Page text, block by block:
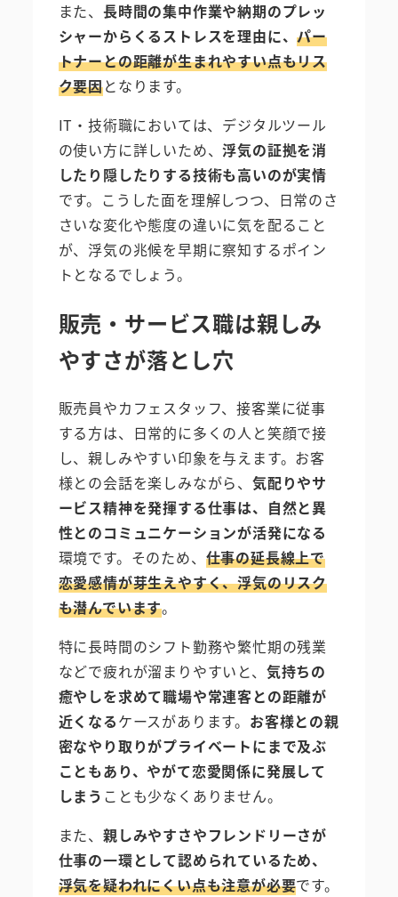
また、 長時間の集中作業や納期のプレッ
シャーからくるストレスを理由に、パー
トナーとの距離が生まれやすい点もリス
ク要因となります。
IT・技術職においては、デジタルツール
の使い方に詳しいため、浮気の証拠を消
したり隠したりする技術も高いのが実情
です。こうした面を理解しつつ、日常のさ
さいな変化や態度の違いに気を配ること
が、浮気の兆候を早期に察知するポイン
トとなるでしょう。
販売・サービス職は親しみ
やすさが落とし穴
販売員やカフェスタッフ、接客業に従事
する方は、日常的に多くの人と笑顔で接
し、親しみやすい印象を与えます。お客
様との会話を楽しみながら、 気配りやサ
ービス精神を発揮する仕事は、自然と異
性とのコミュニケーションが活発になる
環境です。そのため、 仕事の延長線上で
恋愛感情が芽生えやすく、浮気のリスク
も潜んでいます。
特に長時間のシフト勤務や繁忙期の残業
などで疲れが溜まりやすいと、 気持ちの
癒やしを求めて職場や常連客との距離が
近くなるケースがあります。 お客様との親
密なやり取りがプライベートにまで及ぶ
こともあり、やがて恋愛関係に発展して
しまう ことも少なくありません。
また、 親しみやすさやフレンドリーさが
仕事の一環として認められているため、
浮気を疑われにくい点も注意が必要です。